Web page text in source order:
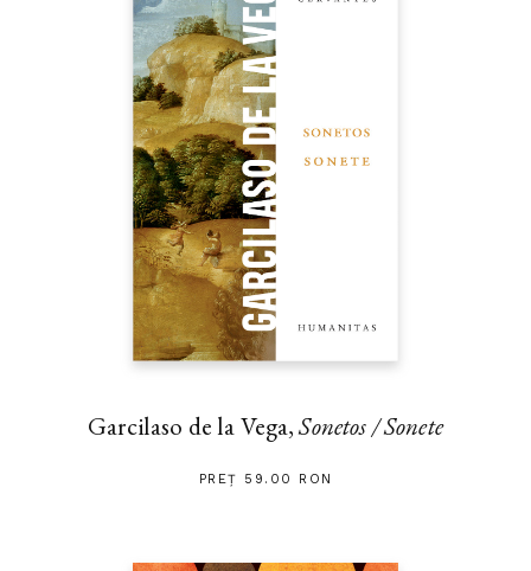
Garcilaso de la Vega,Sonetos / Sonete
PREȚ 59.00 RON